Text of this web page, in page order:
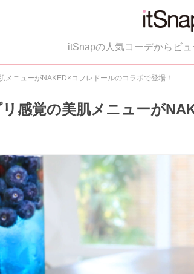
itSnapの人気コーデからビ
ニューがNAKED×コフレドールのコラボで登場！
感覚の美肌メニューが